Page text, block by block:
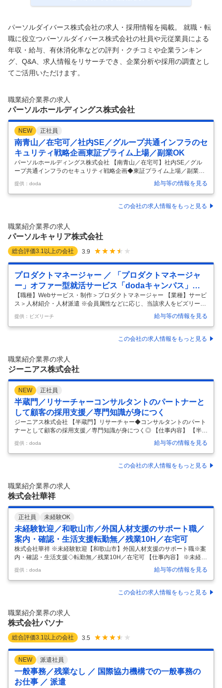
パーソルダイバース株式会社の求人・採用情報を掲載。 就職・転
職に役立つパーソルダイバース株式会社の社員や元従業員による
年収・給与、有休消化率などの評判・クチコミや企業ランキン
グ、Q&A、求人情報をリサーチでき、企業分析や採用の調査とし
てご活用いただけます。
職業紹介業界の求人
パーソルホールディングス株式会社
NEW 正社員
南青山／在宅可／社内SE／グループ共通インフラのセ
キュリティ戦略企画東証プライム上場／副業OK
パーソルホールディングス株式会社 【南青山／在宅可】社内SE／グル
ープ共通インフラのセキュリティ戦略企画◆東証プライム上場／副業OK
【仕事内容】 【南青山／在宅可】社内SE／グループ共通インフラのセ
キュリティ戦略企画◆東証プライム上場／副業OK 【具体的な仕事内
容】 【東証プライム上場G／年休123日／リモート可】 ■募集背景： 当
グループは中期経営計画における「AIファーストな事業モデルへの転
ス、人・組織の強化を重点施策として進めています。サイバー脅威は高
度化・巧妙化が進み、AIの安全性確保は事業継続と価値提供の前提条件
となっ…
提供：doda 給与等の情報を見る
この会社の求人情報をもっと見る
職業紹介業界の求人
パーソルキャリア株式会社
総合評価3.1 以上の会社 3.9
プロダクトマネージャー ／ 「プロダクトマネージャ
ー」オファー型就活サービス「dodaキャンパス」／
週4リモート可／PdM
【職種】Webサービス・制作＞プロダクトマネージャー 【業種】サービ
ス＞人材紹介・人材派遣 ※会員属性などに応じ、当該求人をビズリーチ
上で閲覧された際に内容が異なる場合があります ■採用背景／「dodaキ
ャンパス」について 「dodaキャンパス」は、「そのオファーが、チカ
ラになる。」をコンセプトに、学生と企業をつなぐダイレクトリクルー
ティングサービスです。 就職活動期のマッチングに留まらず、大学1〜2
が納得して出会える”国内最大級のマッチングプラットフォームを目指し
ています。 立ち上げから8年目を迎え、サービスとしての基盤は整っ
提供：ビズリーチ 給与等の情報を見る
この会社の求人情報をもっと見る
職業紹介業界の求人
ジーニアス株式会社
NEW 正社員
半蔵門／リサーチャーコンサルタントのパートナーと
して顧客の採用支援／専門知識が身につく
ジーニアス株式会社 【半蔵門】リサーチャー◆コンサルタントのパート
ナーとして顧客の採用支援／専門知識が身につく◎ 【仕事内容】 【半蔵
門】リサーチャー◆コンサルタントのパートナーとして顧客の採用支援
／専門知識が身につく◎ 【具体的な仕事内容】 ～エグゼクティブサーチ
を通じて企業成長と進化を支えるプロ◇残業平均20H以下／フレックス
～ ■業務内容： コンサルタントのパートナーとして、日本の基幹産業で
ら支えます。業界動向や企業情報を深掘りし、最適な候補者を見つけ出
す、知的好奇心を活かせる業務です。 （1）採用ターゲットの要件定
義：クラ…
提供：doda 給与等の情報を見る
この会社の求人情報をもっと見る
職業紹介業界の求人
株式会社華祥
正社員 未経験OK
未経験歓迎／和歌山市／外国人材支援のサポート職／
案内・確認・生活支援転勤無／残業10H／在宅可
株式会社華祥 ※未経験歓迎【和歌山市】外国人材支援のサポート職※案
内・確認・生活支援◇転勤無／残業10H／在宅可 【仕事内容】 ※未経験
歓迎【和歌山市】外国人材支援のサポート職※案内・確認・生活支援◇
転勤無／残業10H／在宅可 【具体的な仕事内容】 【◆リモートワーク可
◆現場や外国籍の特定技能実習生先への直行・直帰など臨機応変な働き
方が可能◆月平均残業10時間◆転勤無◆】 ■職務内容： 登録支援機関及
す。主な業務は、実習生のサポートと受け入れ企業への営業活動です。
実習生の生活支援や送迎、定期監査、企業へのサービス案内など、多岐
にわ…
提供：doda 給与等の情報を見る
この会社の求人情報をもっと見る
職業紹介業界の求人
株式会社パソナ
総合評価3.1 以上の会社 3.5
NEW 派遣社員
一般事務／残業なし ／ 国際協力機構での一般事務の
お仕事 ／ 派遣